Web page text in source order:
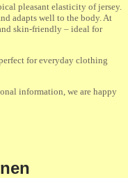
pleasant elasticity of jersey.
adapts well to the body. At
skin-friendly – ideal for
for everyday clothing
information, we are happy